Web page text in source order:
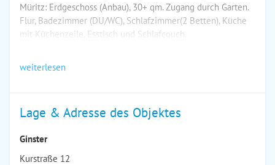
Müritz: Erdgeschoss (Anbau), 30+ qm. Zugang durch Garten.
Flur, Badezimmer (DU/WC), Schlafzimmer(2 Betten), Küche
mit Küchenzeile, Esstisch und Schlafcouch.
weiterlesen
Lage & Adresse des Objektes
Ginster
Kurstraße 12